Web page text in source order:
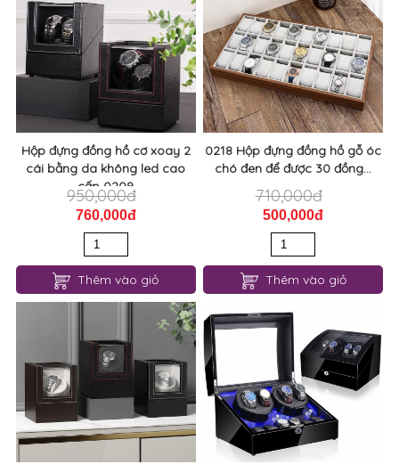
Hộp đựng đồng hồ cơ xoay 2
cái bằng da không led cao
cấp 0209
950,000đ
760,000đ
Thêm vào giỏ
0218 Hộp đựng đồng hồ gỗ óc
chó đen để được 30 đồng...
710,000đ
500,000đ
Thêm vào giỏ